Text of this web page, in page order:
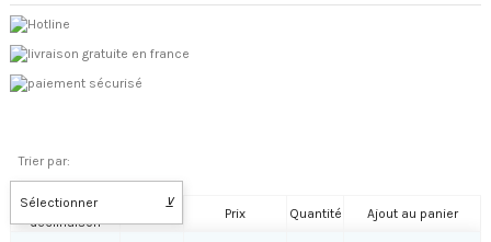
Trier par:
Sélectionner ⊻
Nom de la
déclinaison
Prix Quantité Ajout au panier